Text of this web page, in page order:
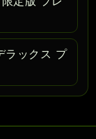
ラックス プ